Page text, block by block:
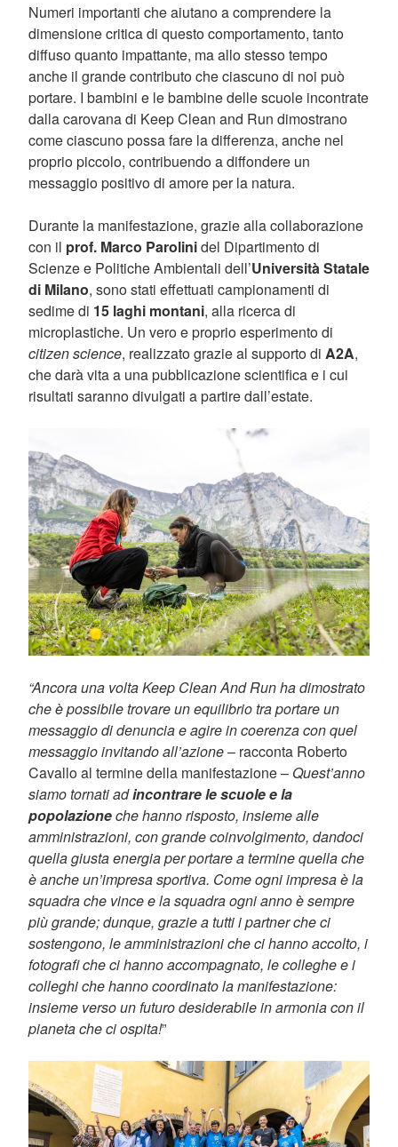
Numeri importanti che aiutano a comprendere la
dimensione critica di questo comportamento, tanto
diffuso quanto impattante, ma allo stesso tempo
anche il grande contributo che ciascuno di noi può
portare. I bambini e le bambine delle scuole incontrate
dalla carovana di Keep Clean and Run dimostrano
come ciascuno possa fare la differenza, anche nel
proprio piccolo, contribuendo a diffondere un
messaggio positivo di amore per la natura.
Durante la manifestazione, grazie alla collaborazione
con il prof. Marco Parolinidel Dipartimento di
Scienze e Politiche Ambientali dell’Università Statale
di Milano, sono stati effettuati campionamenti di
sedime di 15 laghi montani, alla ricerca di
microplastiche. Un vero e proprio esperimento di
citizen science, realizzato grazie al supporto di A2A,
che darà vita a una pubblicazione scientifica e i cui
risultati saranno divulgati a partire dall’estate.
“Ancora una volta Keep Clean And Run ha dimostrato
che è possibile trovare un equilibrio tra portare un
messaggio di denuncia e agire in coerenza con quel
messaggio invitando all’azione– racconta Roberto
Cavallo al termine della manifestazione – Quest’anno
siamo tornati adincontrare le scuole e la
popolazioneche hanno risposto, insieme alle
amministrazioni, con grande coinvolgimento, dandoci
quella giusta energia per portare a termine quella che
è anche un’impresa sportiva. Come ogni impresa è la
squadra che vince e la squadra ogni anno è sempre
più grande; dunque, grazie a tutti i partner che ci
sostengono, le amministrazioni che ci hanno accolto, i
fotografi che ci hanno accompagnato, le colleghe e i
colleghi che hanno coordinato la manifestazione:
insieme verso un futuro desiderabile in armonia con il
pianeta che ci ospita!”